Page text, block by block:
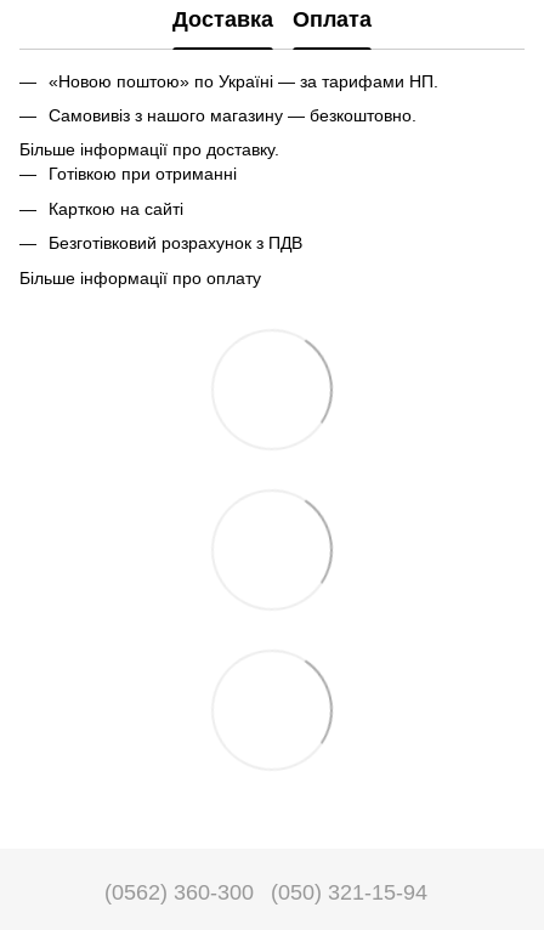
Доставка Оплата
«Новою поштою» по Україні — за тарифами НП.
Самовивіз з нашого магазину — безкоштовно.
Більше інформації про доставку.
Готівкою при отриманні
Карткою на сайті
Безготівковий розрахунок з ПДВ
Більше інформації про оплату
(0562) 360-300 (050) 321-15-94